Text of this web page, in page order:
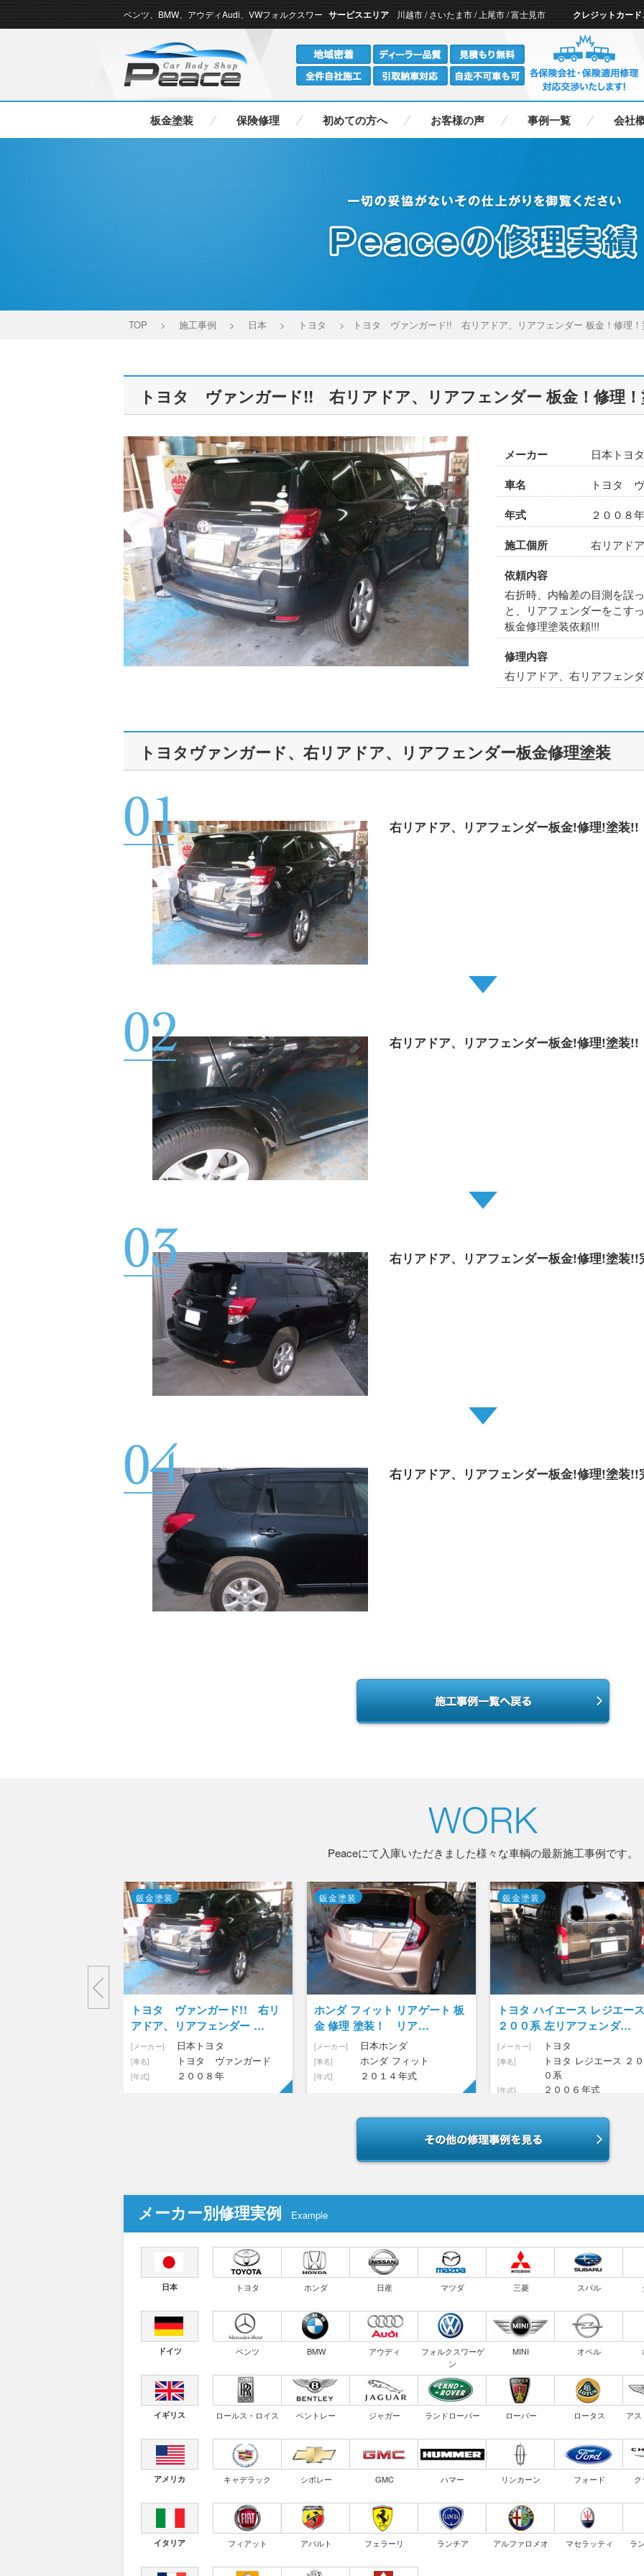
ベンツ、BMW、アウディAudi、VWフォルクスワー
ゲンなどの輸入車の板金修理なら
サービスエリア 川越市 / さいたま市 / 上尾市 / 富士見市 クレジットカー
板金塗装 保険修理 初めての方へ お客様の声 事例一覧 会社
TOP > 施工事例 > 日本 > トヨタ > トヨタ ヴァンガード!! 右リアドア、リアフェンダー 板金！修理
トヨタ ヴァンガード!! 右リアドア、リアフェンダー 板金！修理
メーカー 日本トヨタ
車名 トヨタ
年式 ２００８年
施工個所 右リアド
依頼内容
右折時、内輪差の目測を誤
と、リアフェンダーをこす
板金修理塗装依頼!!!
修理内容
右リアドア、右リアフェン
トヨタヴァンガード、右リアドア、リアフェンダー板金修理塗装
右リアドア、リアフェンダー板金!修理!塗装!!
右リアドア、リアフェンダー板金!修理!塗装!!
右リアドア、リアフェンダー板金!修理!塗装
右リアドア、リアフェンダー板金!修理!塗装
Peaceにて入庫いただきました様々な車輌の最新施工事例です。
ヴァンガード!! 右リ
鈑金塗装
ホンダ フィット リアゲート 板
金 修理 塗装！ リア…
[メーカー] 日本ホンダ
ホンダ フィット
２０１４年式
鈑金塗装
トヨタ ハイエース レジエース
２００系 左リアフェンダ…
[メーカー] トヨタ
[車名]
トヨタ レジエース ２０
０系
鈑金塗装
ホンダ エリシオン 板
キズ修理 埼玉県川越
[メーカー]
ホンダ エリシ
メーカー別修理実例 Example
日本 トヨタ ホンダ 日産 マツダ 三菱 スバル
ドイツ ベンツ BMW アウディ
フォルクスワーゲ
ン
MINI オペル
イギリス ロールス・ロイス ベントレー ジャガー ランドローバー ローバー ロータス ア
アメリカ キャデラック シボレー GMC ハマー リンカーン フォード
イタリア フィアット アバルト フェラーリ ランチア アルファロメオ マセラッティ ラ